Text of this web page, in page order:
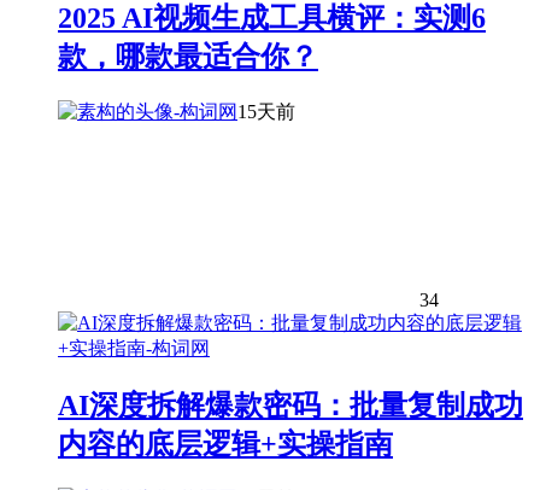
2025 AI视频生成工具横评：实测6
款，哪款最适合你？
15天前
34
AI深度拆解爆款密码：批量复制成功
内容的底层逻辑+实操指南